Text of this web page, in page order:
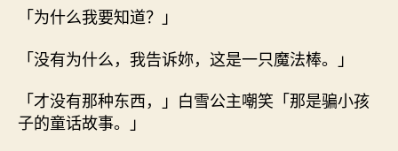
「为什么我要知道？」
「没有为什么，我告诉妳，这是一只魔法棒。」
「才没有那种东西，」白雪公主嘲笑「那是骗小孩
子的童话故事。」